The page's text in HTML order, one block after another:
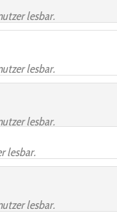
lesbar.
lesbar.
lesbar.
lesbar.
lesbar.